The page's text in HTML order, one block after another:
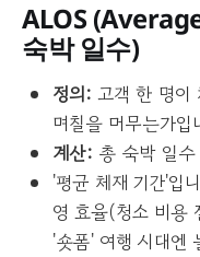
ALOS (
숙박 일수)
정의: 고객 한 명이
며칠을 머무는가입
계산: 총 숙박 일
'평균 체재 기간'입
영 효율(청소 비용
'숏폼' 여행 시대엔